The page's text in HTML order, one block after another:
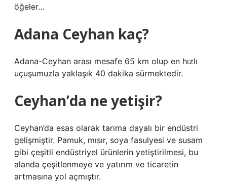
öğeler…
Adana Ceyhan kaç?
Adana-Ceyhan arası mesafe 65 km olup en hızlı
uçuşumuzla yaklaşık 40 dakika sürmektedir.
Ceyhan’da ne yetişir?
Ceyhan’da esas olarak tarıma dayalı bir endüstri
gelişmiştir. Pamuk, mısır, soya fasulyesi ve susam
gibi çeşitli endüstriyel ürünlerin yetiştirilmesi, bu
alanda çeşitlenmeye ve yatırım ve ticaretin
artmasına yol açmıştır.